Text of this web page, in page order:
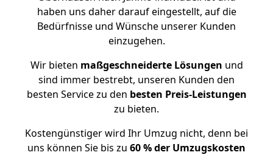
haben uns daher darauf eingestellt, auf die
Bedürfnisse und Wünsche unserer Kunden
einzugehen.
Wir bieten maßgeschneiderte Lösungen und
sind immer bestrebt, unseren Kunden den
besten Service zu den besten Preis-Leistungen
zu bieten.
Kostengünstiger wird Ihr Umzug nicht, denn bei
uns können Sie bis zu 60 % der Umzugskosten